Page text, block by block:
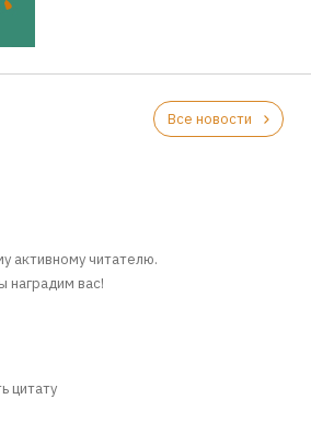
Все новости
активному читателю.
наградим вас!
цитату